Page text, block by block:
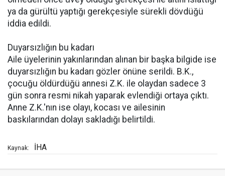
ya da gürültü yaptığı gerekçesiyle sürekli dövdüğü
iddia edildi.
Duyarsızlığın bu kadarı
Aile üyelerinin yakınlarından alınan bir başka bilgide ise
duyarsızlığın bu kadarı gözler önüne serildi. B.K.,
çocuğu öldürdüğü annesi Z.K. ile olaydan sadece 3
gün sonra resmi nikah yaparak evlendiği ortaya çıktı.
Anne Z.K.'nın ise olayı, kocası ve ailesinin
baskılarından dolayı sakladığı belirtildi.
Kaynak: İHA